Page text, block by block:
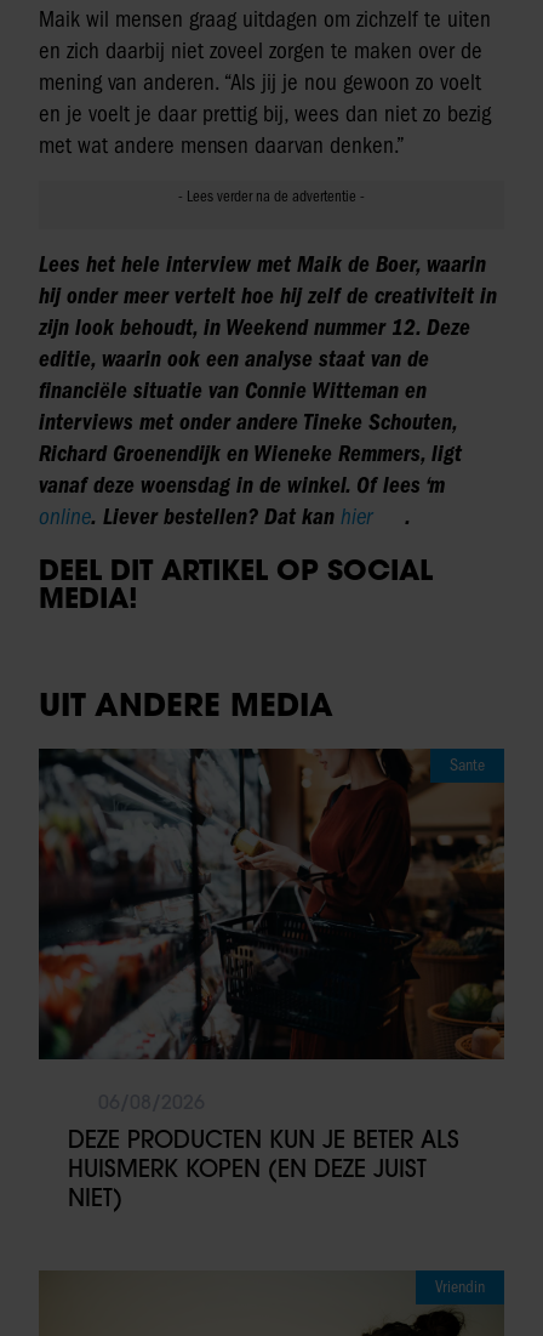
Maik wil mensen graag uitdagen om zichzelf te uiten
en zich daarbij niet zoveel zorgen te maken over de
mening van anderen. “Als jij je nou gewoon zo voelt
en je voelt je daar prettig bij, wees dan niet zo bezig
met wat andere mensen daarvan denken.”
Lees het hele interview met Maik de Boer, waarin
hij onder meer vertelt hoe hij zelf de creativiteit in
zijn look behoudt, in Weekend nummer 12. Deze
editie, waarin ook een analyse staat van de
financiële situatie van Connie Witteman en
interviews met onder andere Tineke Schouten,
Richard Groenendijk en Wieneke Remmers, ligt
vanaf deze woensdag in de winkel. Of lees ‘m
online. Liever bestellen? Dat kan hier .
DEEL DIT ARTIKEL OP SOCIAL
MEDIA!
UIT ANDERE MEDIA
Sante
DEZE PRODUCTEN KUN JE BETER ALS
HUISMERK KOPEN (EN DEZE JUIST
NIET)
Vriendin